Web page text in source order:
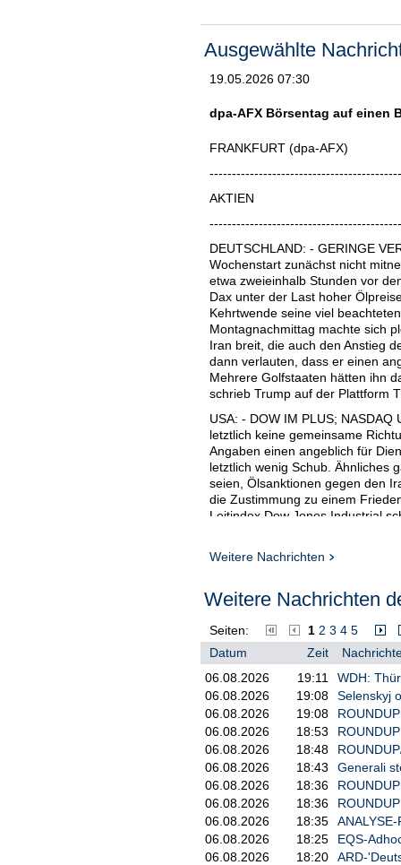
Ausgewählte
19.05.2026 07:30
dpa-AFX Börsentag auf einen
FRANKFURT (dpa-AFX)
AKTIEN
DEUTSCHLAND: - GERINGE
Wochenstart zunächst nicht
etwa zweieinhalb Stunden vor
Dax unter der Last hoher
Kehrtwende seine viel
Montagnachmittag machte sich
Iran breit, die auch den Anstieg
dann verlauten, dass er einen
Mehrere Golfstaaten hätten ihn
schrieb Trump auf der Plattform
USA: - DOW IM PLUS;
letztlich keine gemeinsame
Angaben einen angeblich für
letztlich wenig Schub. Ähnliches
seien, Ölsanktionen gegen den
die Zustimmung zu einem
Leitindex Dow Jones Industrial
marktbreite S&P 500 , der erst
Nasdaq 100 ging es um 0,45
asiatischen Börsen ist es am
japanische Leitindex Nikkei 225
Ölpreises rund eine Stunde vor
wichtigsten Werten an Chinas
Kursgewinne gab es dagegen in
DAX              		24307,92		1,49%
XDAX            		24388,02		2,19%
EuroSTOXX 50		5849,00		0,36%
Stoxx50        		5068,47		0,42%
DJIA             		49686,12		0,32%
S&P 500        		7403,05		-0,07%
Weitere Nachrichten
Weitere Nachrichten
Seiten: 1 2 3 4 5
Datum
Zeit
06.08.2026
19:11
WDH:
06.08.2026
19:08
Selenskyj
06.08.2026
19:08
06.08.2026
18:53
06.08.2026
18:48
06.08.2026
18:43
Generali
06.08.2026
18:36
06.08.2026
18:36
06.08.2026
18:35
06.08.2026
18:25
EQS-
06.08.2026
18:20
ARD-